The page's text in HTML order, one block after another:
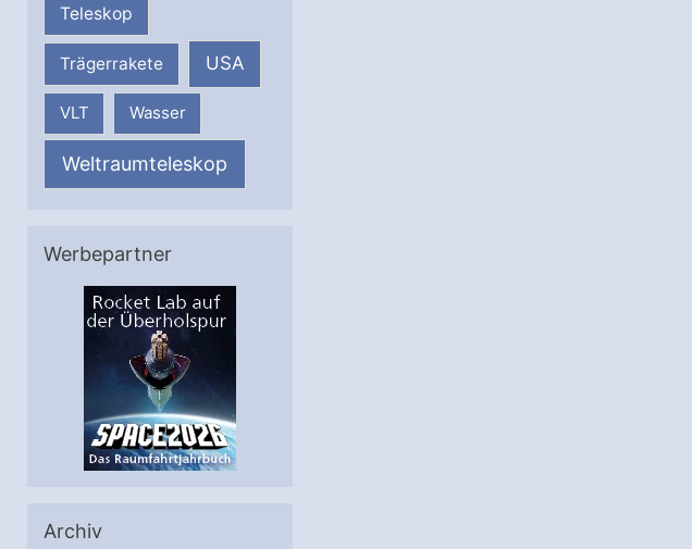
Teleskop
Trägerrakete USA
VLT Wasser
Weltraumteleskop
Werbepartner
Archiv